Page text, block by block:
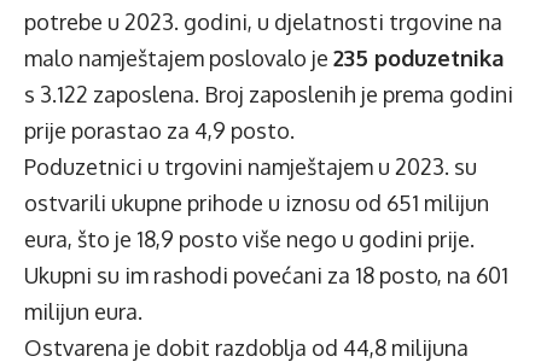
potrebe u 2023. godini, u djelatnosti trgovine na
malo namještajem poslovalo je 235 poduzetnika
s 3.122 zaposlena. Broj zaposlenih je prema godini
prije porastao za 4,9 posto.
Poduzetnici u trgovini namještajem u 2023. su
ostvarili ukupne prihode u iznosu od 651 milijun
eura, što je 18,9 posto više nego u godini prije.
Ukupni su im rashodi povećani za 18 posto, na 601
milijun eura.
Ostvarena je dobit razdoblja od 44,8 milijuna